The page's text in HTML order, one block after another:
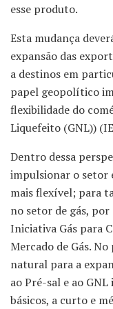
esse produto.
Esta mudança
expansão das
a destinos em
papel geopolítico
flexibilidade do
Liquefeito (GNL))
Dentro dessa
impulsionar o setor
mais flexível; para
no setor de gás,
Iniciativa Gás para
Mercado de Gás.
natural para a
ao Pré-sal e ao
básicos, a curto e